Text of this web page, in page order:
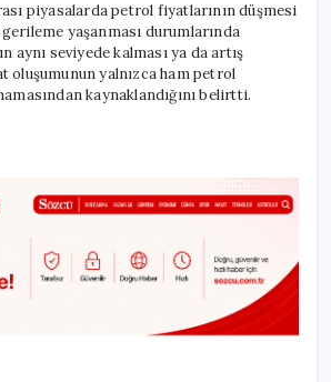
piyasalarda petrol fiyatlarının düşmesi
yaşanması durumlarında
aynı seviyede kalması ya da artış
yalnızca ham petrol
kaynaklandığını belirtti.